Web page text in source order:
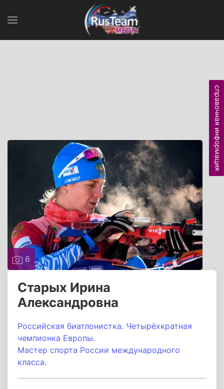
6
Старых Ирина
Александровна
Российская биатлонистка. Четырёхкратная
чемпионка Европы.
Мастер спорта России международного
класса.
справочная информация